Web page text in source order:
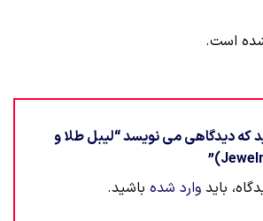
است.
که دیدگاهی می نویسد “لیبل طلا و
باید وارد شده باشید.